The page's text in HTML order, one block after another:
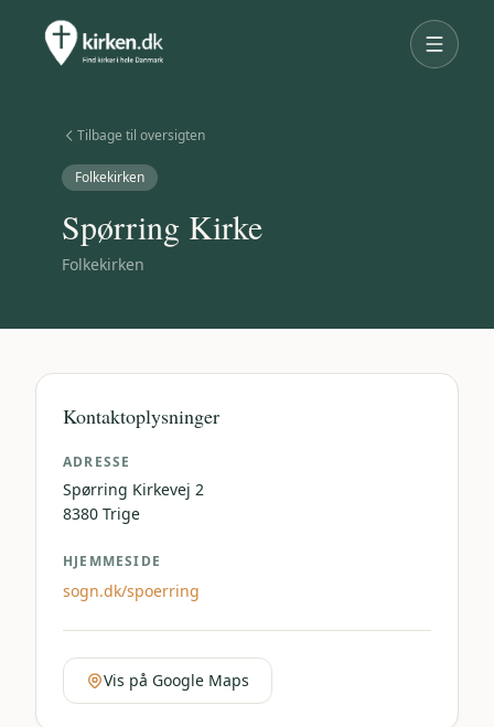
Tilbage til oversigten
Folkekirken
Spørring Kirke
Folkekirken
Kontaktoplysninger
ADRESSE
Spørring Kirkevej 2
8380 Trige
HJEMMESIDE
sogn.dk/spoerring
Vis på Google Maps